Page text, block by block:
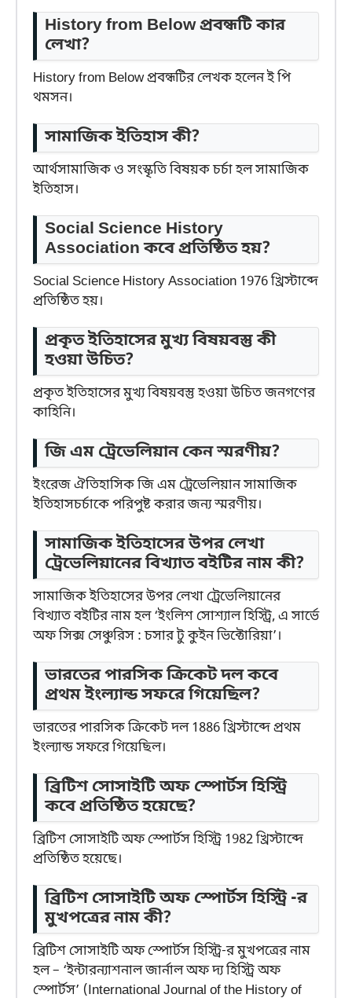
History from Below প্রবন্ধটি কার
লেখা?
History from Below প্রবন্ধটির লেখক হলেন ই পি
থমসন।
সামাজিক ইতিহাস কী?
আর্থসামাজিক ও সংস্কৃতি বিষয়ক চর্চা হল সামাজিক
ইতিহাস।
Social Science History
Association কবে প্রতিষ্ঠিত হয়?
Social Science History Association 1976 খ্রিস্টাব্দে
প্রতিষ্ঠিত হয়।
প্রকৃত ইতিহাসের মুখ্য বিষয়বস্তু কী
হওয়া উচিত?
প্রকৃত ইতিহাসের মুখ্য বিষয়বস্তু হওয়া উচিত জনগণের
কাহিনি।
জি এম ট্রেভেলিয়ান কেন স্মরণীয়?
ইংরেজ ঐতিহাসিক জি এম ট্রেভেলিয়ান সামাজিক
ইতিহাসচর্চাকে পরিপুষ্ট করার জন্য স্মরণীয়।
সামাজিক ইতিহাসের উপর লেখা
ট্রেভেলিয়ানের বিখ্যাত বইটির নাম কী?
সামাজিক ইতিহাসের উপর লেখা ট্রেভেলিয়ানের
বিখ্যাত বইটির নাম হল ‘ইংলিশ সোশ্যাল হিস্ট্রি, এ সার্ভে
অফ সিক্স সেঞ্চুরিস : চসার টু কুইন ভিক্টোরিয়া’।
ভারতের পারসিক ক্রিকেট দল কবে
প্রথম ইংল্যান্ড সফরে গিয়েছিল?
ভারতের পারসিক ক্রিকেট দল 1886 খ্রিস্টাব্দে প্রথম
ইংল্যান্ড সফরে গিয়েছিল।
ব্রিটিশ সোসাইটি অফ স্পোর্টস হিস্ট্রি
কবে প্রতিষ্ঠিত হয়েছে?
ব্রিটিশ সোসাইটি অফ স্পোর্টস হিস্ট্রি 1982 খ্রিস্টাব্দে
প্রতিষ্ঠিত হয়েছে।
ব্রিটিশ সোসাইটি অফ স্পোর্টস হিস্ট্রি -র
মুখপত্রের নাম কী?
ব্রিটিশ সোসাইটি অফ স্পোর্টস হিস্ট্রি-র মুখপত্রের নাম
হল – ‘ইন্টারন্যাশনাল জার্নাল অফ দ্য হিস্ট্রি অফ
স্পোর্টস’ (International Journal of the History of